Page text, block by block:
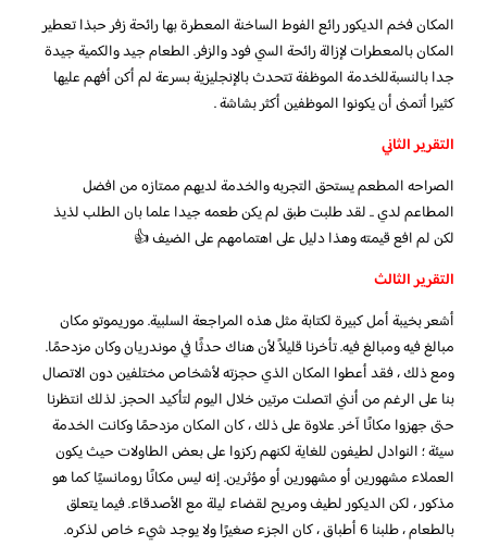
المكان فخم الديكور رائع الفوط الساخنة المعطرة بها رائحة زفر حبذا تعطير
المكان بالمعطرات لإزالة رائحة السي فود والزفر. الطعام جيد والكمية جيدة
جدا بالنسبةللخدمة الموظفة تتحدث بالإنجليزية بسرعة لم أكن أفهم عليها
كثيرا أتمنى أن يكونوا الموظفين أكثر بشاشة .
التقرير الثاني
الصراحه المطعم يستحق التجربه والخدمة لديهم ممتازه من افضل
المطاعم لدي .. لقد طلبت طبق لم يكن طعمه جيدا علما بان الطلب لذيذ
لكن لم افع قيمته وهذا دليل على اهتمامهم على الضيف 👍
التقرير الثالث
أشعر بخيبة أمل كبيرة لكتابة مثل هذه المراجعة السلبية. موريموتو مكان
مبالغ فيه ومبالغ فيه. تأخرنا قليلاً لأن هناك حدثًا في موندريان وكان مزدحمًا.
ومع ذلك ، فقد أعطوا المكان الذي حجزته لأشخاص مختلفين دون الاتصال
بنا على الرغم من أنني اتصلت مرتين خلال اليوم لتأكيد الحجز. لذلك انتظرنا
حتى جهزوا مكانًا آخر. علاوة على ذلك ، كان المكان مزدحمًا وكانت الخدمة
سيئة ؛ النوادل لطيفون للغاية لكنهم ركزوا على بعض الطاولات حيث يكون
العملاء مشهورين أو مشهورين أو مؤثرين. إنه ليس مكانًا رومانسيًا كما هو
مذكور ، لكن الديكور لطيف ومريح لقضاء ليلة مع الأصدقاء. فيما يتعلق
بالطعام ، طلبنا 6 أطباق ، كان الجزء صغيرًا ولا يوجد شيء خاص لذكره.